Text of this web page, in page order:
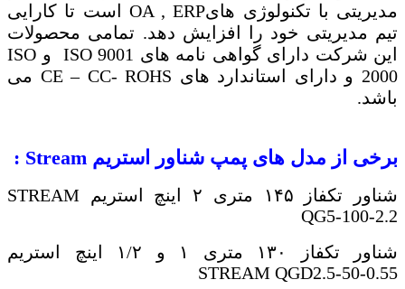
مدیریتی با تکنولوژی هایOA , ERP است تا کارایی
تیم مدیریتی خود را افزایش دهد. تمامی محصولات
این شرکت دارای گواهی نامه های ISO 9001 و ISO
2000 و دارای استاندارد های CE – CC- ROHS می
باشد.
برخی از مدل های پمپ شناور استریم Stream
:
شناور تکفاز ۱۴۵ متری ۲ اینچ استریم
STREAM
QG5-100-2.2
شناور تکفاز ۱۳۰ متری ۱ و ۱/۲ اینچ استریم
STREAM QGD2.5-50-0.55